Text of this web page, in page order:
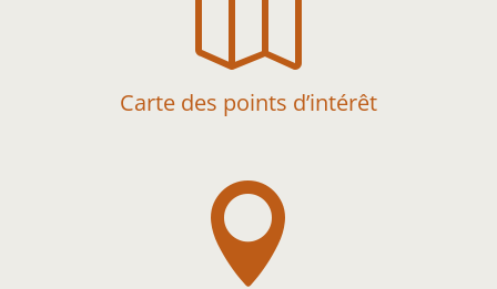
Carte des points d’intérêt
